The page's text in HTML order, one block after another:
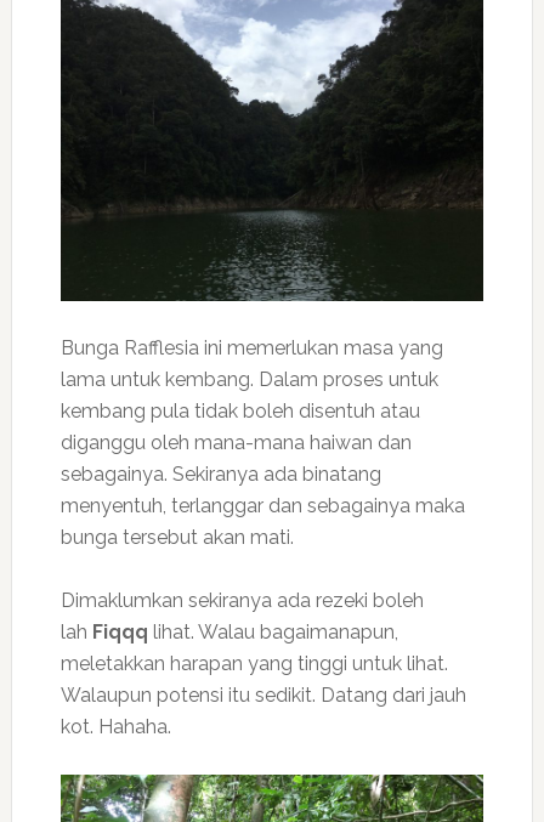
Bunga Rafflesia ini memerlukan masa yang
lama untuk kembang. Dalam proses untuk
kembang pula tidak boleh disentuh atau
diganggu oleh mana-mana haiwan dan
sebagainya. Sekiranya ada binatang
menyentuh, terlanggar dan sebagainya maka
bunga tersebut akan mati.
Dimaklumkan sekiranya ada rezeki boleh
lah Fiqqq lihat. Walau bagaimanapun,
meletakkan harapan yang tinggi untuk lihat.
Walaupun potensi itu sedikit. Datang dari jauh
kot. Hahaha.